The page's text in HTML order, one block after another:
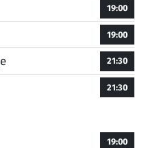
19:00
19:00
21:30
21:30
19:00